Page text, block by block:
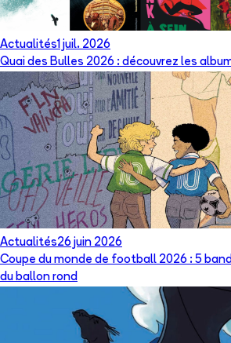
Actualités1 juil. 2026
Quai des Bulles 2026 : découvrez les
Actualités26 juin 2026
Coupe du monde de football 2026 : 5
du ballon rond